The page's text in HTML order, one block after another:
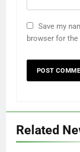
Save my
browser for
Related